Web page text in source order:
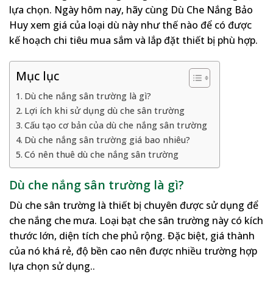
lựa chọn. Ngày hôm nay, hãy cùng Dù Che Nắng Bảo
Huy xem giá của loại dù này như thế nào để có được
kế hoạch chi tiêu mua sắm và lắp đặt thiết bị phù hợp.
Mục lục
Dù che nắng sân trường là gì?
Lợi ích khi sử dụng dù che sân trường
Cấu tạo cơ bản của dù che nắng sân trường
Dù che nắng sân trường giá bao nhiêu?
Có nên thuê dù che nắng sân trường
Dù che nắng sân trường là gì?
Dù che sân trường là thiết bị chuyên được sử dụng để
che nắng che mưa. Loại bạt che sân trường này có kích
thước lớn, diện tích che phủ rộng. Đặc biệt, giá thành
của nó khá rẻ, độ bền cao nên được nhiều trường hợp
lựa chọn sử dụng..